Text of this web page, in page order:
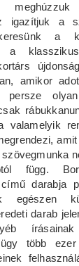
igazítjuk a
a
a
amikor
persze
valamelyik
szövegmunka
függ.
darabja
egészen
darab
több